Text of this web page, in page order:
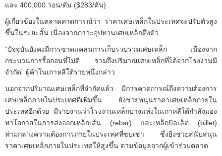
และ 400,000 วอน/ตัน ($283/ตัน)
ผู้เกี่ยวข้องในตลาดคาดการณ์ว่า ราคาเศษเหล็กในประเทศจะปรับตัวสูง
ขึ้นในระยะสั้น เนื่องจากภาวะอุปทานเศษเหล็กตึงตัว
“ปัจจุบันยังคงมีการขาดแคลนการเก็บรวบรวมเศษเหล็ก เนื่องจาก
กระบวนการรื้อถอนที่ไม่ดี รวมถึงปริมาณเศษเหล็กที่ได้จากโรงงานมี
จำกัด” ผู้ค้าในเกาหลีใต้รายหนึ่งกล่าว
นอกจากปริมาณเศษเหล็กที่จำกัดแล้ว มีการคาดการณ์ถึงความต้องการ
เศษเหล็กภายในประเทศที่เพิ่มขึ้น ยังช่วยหนุนราคาเศษเหล็กภายใน
ประเทศอีกด้วย มีรายงานว่าโรงงานเหล็กบางแห่งในเกาหลีใต้กำลังมอง
หาโอกาสในการส่งออกเหล็กเส้น (rebar) และเหล็กบิลเล็ต (billet)
ท่ามกลางความต้องการภายในประเทศที่ซบเซา ซึ่งยิ่งช่วยสนับสนุน
ราคาเศษเหล็กภายในประเทศให้สูงขึ้น ตามข้อมูลจากผู้เข้าร่วมตลาด